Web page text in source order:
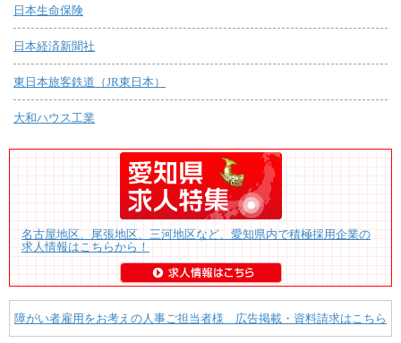
日本生命保険
日本経済新聞社
東日本旅客鉄道（JR東日本）
大和ハウス工業
名古屋地区、尾張地区、三河地区など、愛知県内で積極採用企業の
求人情報はこちらから！
障がい者雇用をお考えの人事ご担当者様 広告掲載・資料請求はこちら